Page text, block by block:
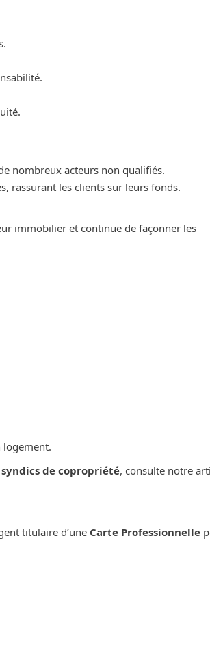
nombreux acteurs non qualifiés.
rassurant les clients sur leurs fonds.
immobilier et continue de façonner les
logement.
de copropriété, consulte notre
titulaire d’une Carte Professionnelle